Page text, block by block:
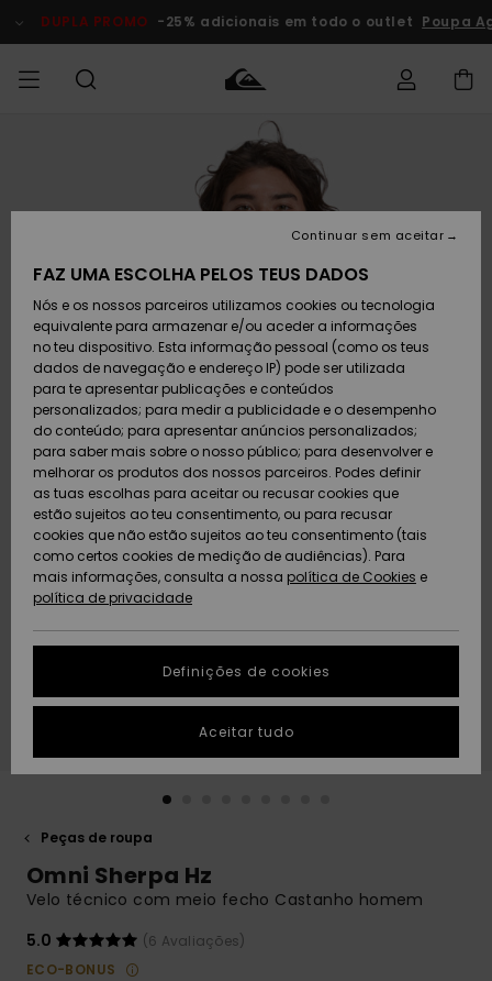
do
DUPLA PROMO -25% adicionais em todo o outlet Poupa
Roupas
Calçado e
chinelos
Surfe/água
Snow
Artigos
recém-
chegados
Coleções
MENINO
Roupas
Calçado e
chinelos
Surfe/água
Neve
Artigos
recém-
chegados
Highlights
MULHER
Shop
chegados
Highlights
Snow
SURF
Surf Shop
Homem
Crianças
Highlights
Community
SNOW
Artigos
Neve
Homem
Artigos
Criança
Snow Shop
Feminino
Highlights
Community
DUPLA
PROMO
Outlet
Homem
Criança
Outlet
Mulher
AJUDA
Acede à tua
encomenda
Devoluções
Pagamento
Cartão
presente
Quiksilver
Freedom
Protecção de
dados
Guia de
tamanhos
conversa para
obteres a
resposta mais
conversa
respostas
para as
SUSTAINABILITY
PRESENTE
DESEJO
Peças de roupa
Omni Sherpa Hz
Velo técnico com meio fecho Castanho homem
5.0
(6 Avaliações)
ECO-BONUS
FAZ UMA ESCOLHA PELOS TEUS DADOS
Nós e os nossos parceiros utilizamos cookies ou tecnologia
equivalente para armazenar e/ou aceder a informações
no teu dispositivo. Esta informação pessoal (como os teus
dados de navegação e endereço IP) pode ser utilizada
para te apresentar publicações e conteúdos
personalizados; para medir a publicidade e o desempenho
do conteúdo; para apresentar anúncios personalizados;
para saber mais sobre o nosso público; para desenvolver e
melhorar os produtos dos nossos parceiros. Podes definir
as tuas escolhas para aceitar ou recusar cookies que
estão sujeitos ao teu consentimento, ou para recusar
cookies que não estão sujeitos ao teu consentimento (tais
como certos cookies de medição de audiências). Para
mais informações, consulta a nossa política de Cookies e
política de privacidade
Definições de cookies
Continuar sem aceitar
Aceitar tudo